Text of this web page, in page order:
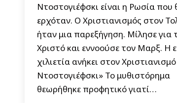
Ντοστογιέφσκι είναι η Ρωσία που
ερχόταν. Ο Χριστιανισμός στον
ήταν μια παρεξήγηση. Μίλησε για
Χριστό και εννοούσε τον Μαρξ. Η
χιλιετία ανήκει στον
Ντοστογιέφσκι» Το μυθιστόρημα
θεωρήθηκε προφητικό γιατί…